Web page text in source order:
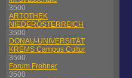
3500
ARTOTHEK
NIEDERÖSTERREICH
3500
DONAU-UNIVERSITÄT
KREMS Campus Cultur
3500
Forum Frohner
3500